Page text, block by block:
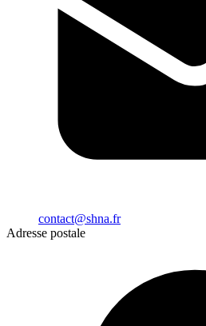
contact@shna.fr
Adresse postale